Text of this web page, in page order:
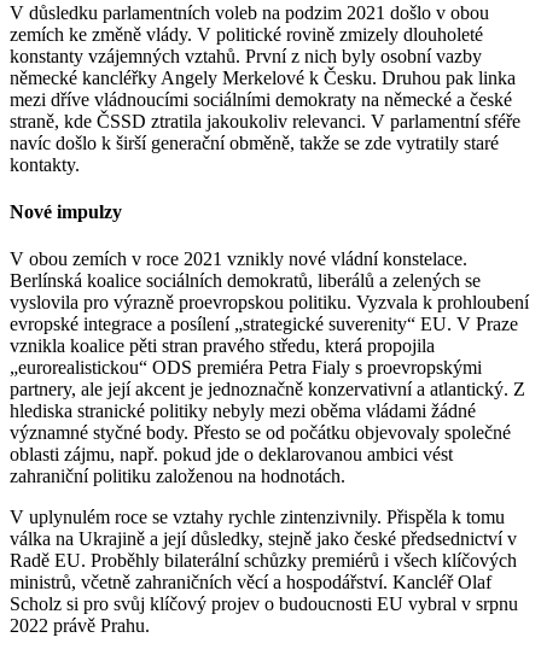
V důsledku parlamentních voleb na podzim 2021 došlo v obou
zemích ke změně vlády. V politické rovině zmizely dlouholeté
konstanty vzájemných vztahů. První z nich byly osobní vazby
německé kancléřky Angely Merkelové k Česku. Druhou pak linka
mezi dříve vládnoucími sociálními demokraty na německé a české
straně, kde ČSSD ztratila jakoukoliv relevanci. V parlamentní sféře
navíc došlo k širší generační obměně, takže se zde vytratily staré
kontakty.
Nové impulzy
V obou zemích v roce 2021 vznikly nové vládní konstelace.
Berlínská koalice sociálních demokratů, liberálů a zelených se
vyslovila pro výrazně proevropskou politiku. Vyzvala k prohloubení
evropské integrace a posílení „strategické suverenity“ EU. V Praze
vznikla koalice pěti stran pravého středu, která propojila
„eurorealistickou“ ODS premiéra Petra Fialy s proevropskými
partnery, ale její akcent je jednoznačně konzervativní a atlantický. Z
hlediska stranické politiky nebyly mezi oběma vládami žádné
významné styčné body. Přesto se od počátku objevovaly společné
oblasti zájmu, např. pokud jde o deklarovanou ambici vést
zahraniční politiku založenou na hodnotách.
V uplynulém roce se vztahy rychle zintenzivnily. Přispěla k tomu
válka na Ukrajině a její důsledky, stejně jako české předsednictví v
Radě EU. Proběhly bilaterální schůzky premiérů i všech klíčových
ministrů, včetně zahraničních věcí a hospodářství. Kancléř Olaf
Scholz si pro svůj klíčový projev o budoucnosti EU vybral v srpnu
2022 právě Prahu.